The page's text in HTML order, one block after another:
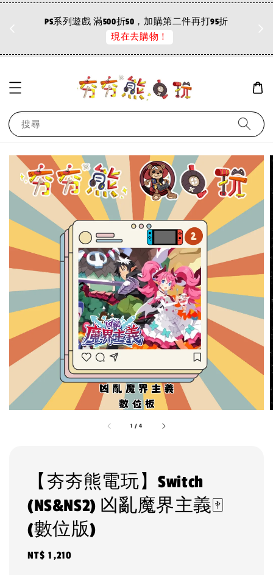
PS系列遊戲 滿500折50，加購第二件再打95折
現在去購物！
搜尋
1 /4
【夯夯熊電玩】Switch
(NS&NS2) 凶亂魔界主義🀄
(數位版)
Regular
NT$ 1,210